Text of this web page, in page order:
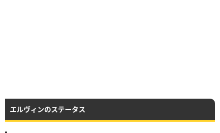
エルヴィンのステータス